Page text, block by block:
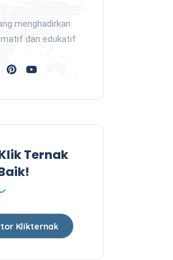
menghadirkan
dan edukatif
Ternak
Klikternak